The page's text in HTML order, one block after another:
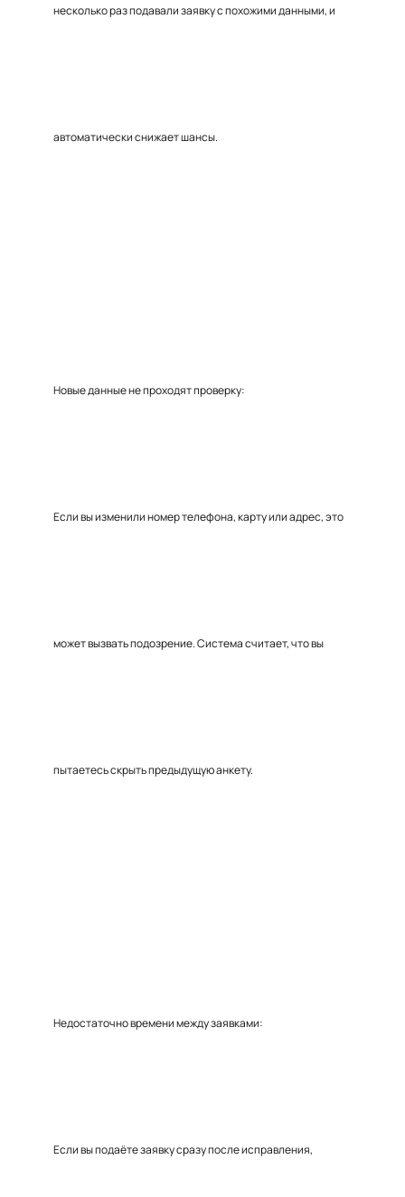
несколько раз подавали заявку с похожими данными, и
автоматически снижает шансы.
Новые данные не проходят проверку:
Если вы изменили номер телефона, карту или адрес, это
может вызвать подозрение. Система считает, что вы
пытаетесь скрыть предыдущую анкету.
Недостаточно времени между заявками:
Если вы подаёте заявку сразу после исправления,